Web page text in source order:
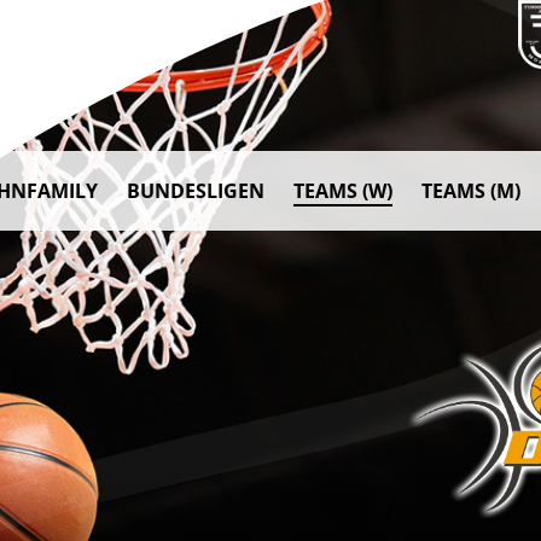
BUNDESLIGEN TEAMS (W) TEAMS (M)